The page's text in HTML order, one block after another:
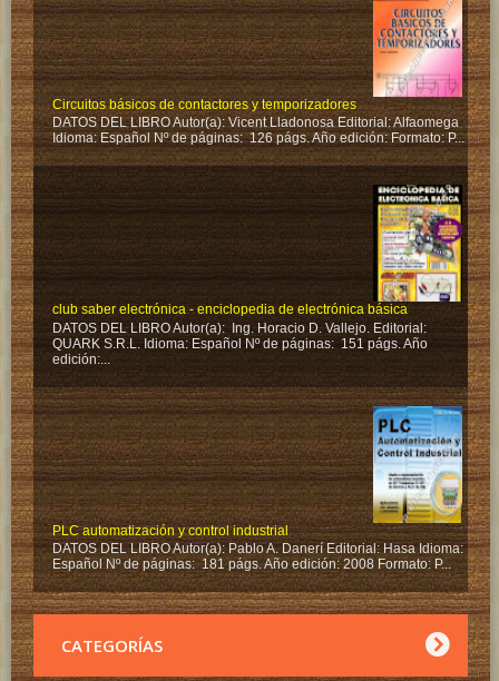
Circuitos básicos de contactores y temporizadores
DATOS DEL LIBRO Autor(a): Vicent Lladonosa Editorial: Alfaomega
Idioma: Español Nº de páginas: 126 págs. Año edición: Formato: P...
club saber electrónica - enciclopedia de electrónica básica
DATOS DEL LIBRO Autor(a): Ing. Horacio D. Vallejo. Editorial:
QUARK S.R.L. Idioma: Español Nº de páginas: 151 págs. Año
edición:...
PLC automatización y control industrial
DATOS DEL LIBRO Autor(a): Pablo A. Danerí Editorial: Hasa Idioma:
Español Nº de páginas: 181 págs. Año edición: 2008 Formato: P...
CATEGORÍAS